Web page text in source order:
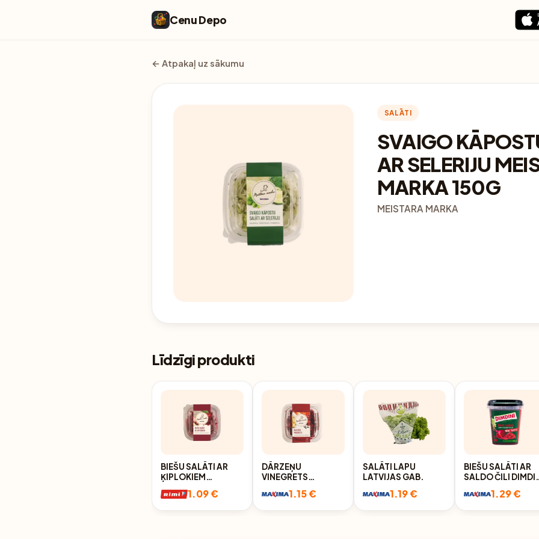
Cenu Depo
← Atpakaļ uz sākumu
SALĀTI
SVAIGO
AR SELERIJU
MARKA 150G
MEISTARA MARKA
Līdzīgi produkti
BIEŠU SALĀTI AR
ĶIPLOKIEM
200G 1.09 €
DĀRZEŅU
VINEGRETS
200G 1.15 €
SALĀTI LAPU
LATVIJAS GAB.
1.19 €
BIEŠU SALĀTI AR
SALDO ČILI
1.29 €